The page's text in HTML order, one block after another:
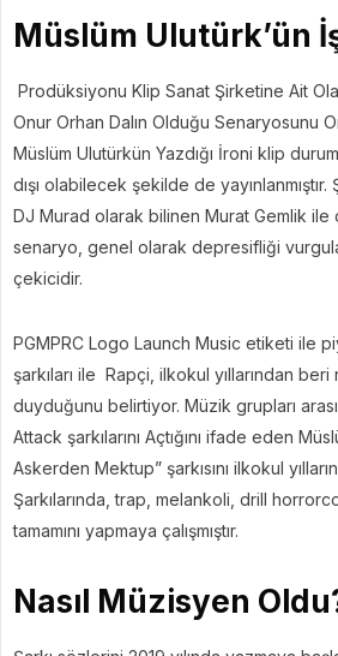
‎Müslüm Ulutürk’ün
Prodüksiyonu Klip Sanat Şirketine Ait
Onur Orhan Dalın Olduğu Senaryosunu
Müslüm Ulutürkün Yazdığı İroni klip
dışı olabilecek şekilde de yayınlanmıştır.
DJ Murad olarak bilinen Murat Gemlik ile
senaryo, genel olarak depresifliği
çekicidir.
‎PGMPRC Logo Launch Music etiketi ile
şarkıları ile Rapçi, ilkokul yıllarından
duyduğunu belirtiyor. Müzik grupları
Attack şarkılarını Açtığını ifade eden
Askerden Mektup” şarkısını ilkokul
Şarkılarında, trap, melankoli, drill
tamamını yapmaya çalışmıştır.
Nasıl Müzisyen